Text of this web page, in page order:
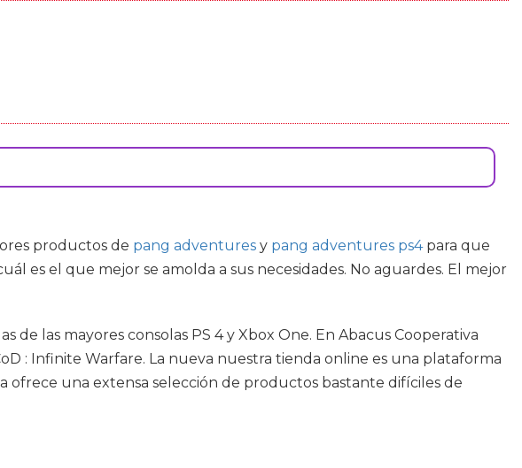
productos de pang adventures y pang adventures ps4para que
es el que mejor se amolda a sus necesidades. No aguardes. El mejor
de las mayores consolas PS 4 y Xbox One. En Abacus Cooperativa
: Infinite Warfare. La nueva nuestra tienda online es una plataforma
ofrece una extensa selección de productos bastante difíciles de